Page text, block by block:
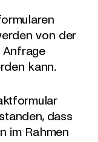
von der
Anfrage
kann.
dass
im Rahmen